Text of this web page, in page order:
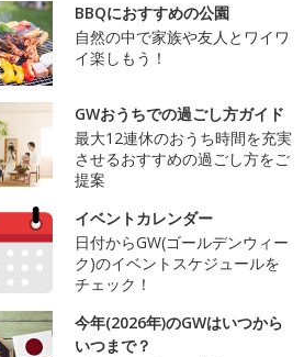
BBQにおすすめの公園
自然の中で家族や友人とワイワ
イ楽しもう！
GWおうちでの過ごし方ガイド
最大12連休のおうち時間を充実
させるおすすめの過ごし方をご
提案
イベントカレンダー
日付からGW(ゴールデンウィー
ク)のイベントスケジュールを
チェック！
今年(2026年)のGWはいつから
いつまで？